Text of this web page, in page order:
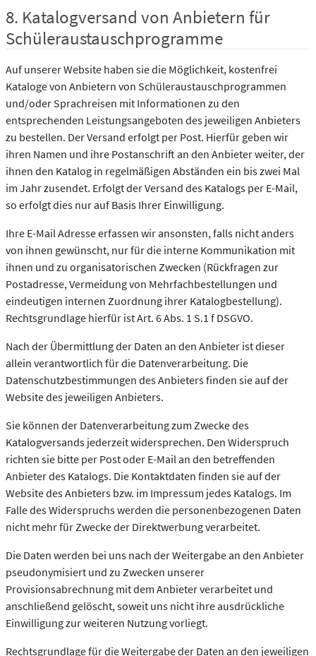
8. Katalogversand von Anbietern für
Schüleraustauschprogramme
Auf unserer Website haben sie die Möglichkeit, kostenfrei
Kataloge von Anbietern von Schüleraustauschprogrammen
und/oder Sprachreisen mit Informationen zu den
entsprechenden Leistungsangeboten des jeweiligen Anbieters
zu bestellen. Der Versand erfolgt per Post. Hierfür geben wir
ihren Namen und ihre Postanschrift an den Anbieter weiter, der
ihnen den Katalog in regelmäßigen Abständen ein bis zwei Mal
im Jahr zusendet. Erfolgt der Versand des Katalogs per E-Mail,
so erfolgt dies nur auf Basis Ihrer Einwilligung.
Ihre E-Mail Adresse erfassen wir ansonsten, falls nicht anders
von ihnen gewünscht, nur für die interne Kommunikation mit
ihnen und zu organisatorischen Zwecken (Rückfragen zur
Postadresse, Vermeidung von Mehrfachbestellungen und
eindeutigen internen Zuordnung ihrer Katalogbestellung).
Rechtsgrundlage hierfür ist Art. 6 Abs. 1 S.1 f DSGVO.
Nach der Übermittlung der Daten an den Anbieter ist dieser
allein verantwortlich für die Datenverarbeitung. Die
Datenschutzbestimmungen des Anbieters finden sie auf der
Website des jeweiligen Anbieters.
Sie können der Datenverarbeitung zum Zwecke des
Katalogversands jederzeit widersprechen. Den Widerspruch
richten sie bitte per Post oder E-Mail an den betreffenden
Anbieter des Katalogs. Die Kontaktdaten finden sie auf der
Website des Anbieters bzw. im Impressum jedes Katalogs. Im
Falle des Widerspruchs werden die personenbezogenen Daten
nicht mehr für Zwecke der Direktwerbung verarbeitet.
Die Daten werden bei uns nach der Weitergabe an den Anbieter
pseudonymisiert und zu Zwecken unserer
Provisionsabrechnung mit dem Anbieter verarbeitet und
anschließend gelöscht, soweit uns nicht ihre ausdrückliche
Einwilligung zur weiteren Nutzung vorliegt.
Rechtsgrundlage für die Weitergabe der Daten an den jeweiligen